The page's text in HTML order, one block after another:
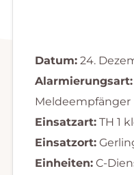
Datum:24.
Alarmierungsart:
Meldeempfänger
Einsatzart:TH 1
Einsatzort:
Einheiten:C-